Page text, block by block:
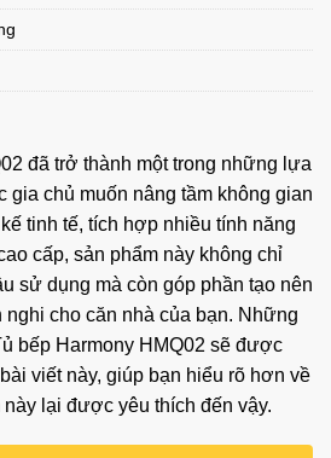
đã trở thành một trong những lựa
gia chủ muốn nâng tầm không gian
tinh tế, tích hợp nhiều tính năng
cấp, sản phẩm này không chỉ
sử dụng mà còn góp phần tạo nên
nghi cho căn nhà của bạn. Những
bếp Harmony HMQ02 sẽ được
viết này, giúp bạn hiểu rõ hơn về
này lại được yêu thích đến vậy.